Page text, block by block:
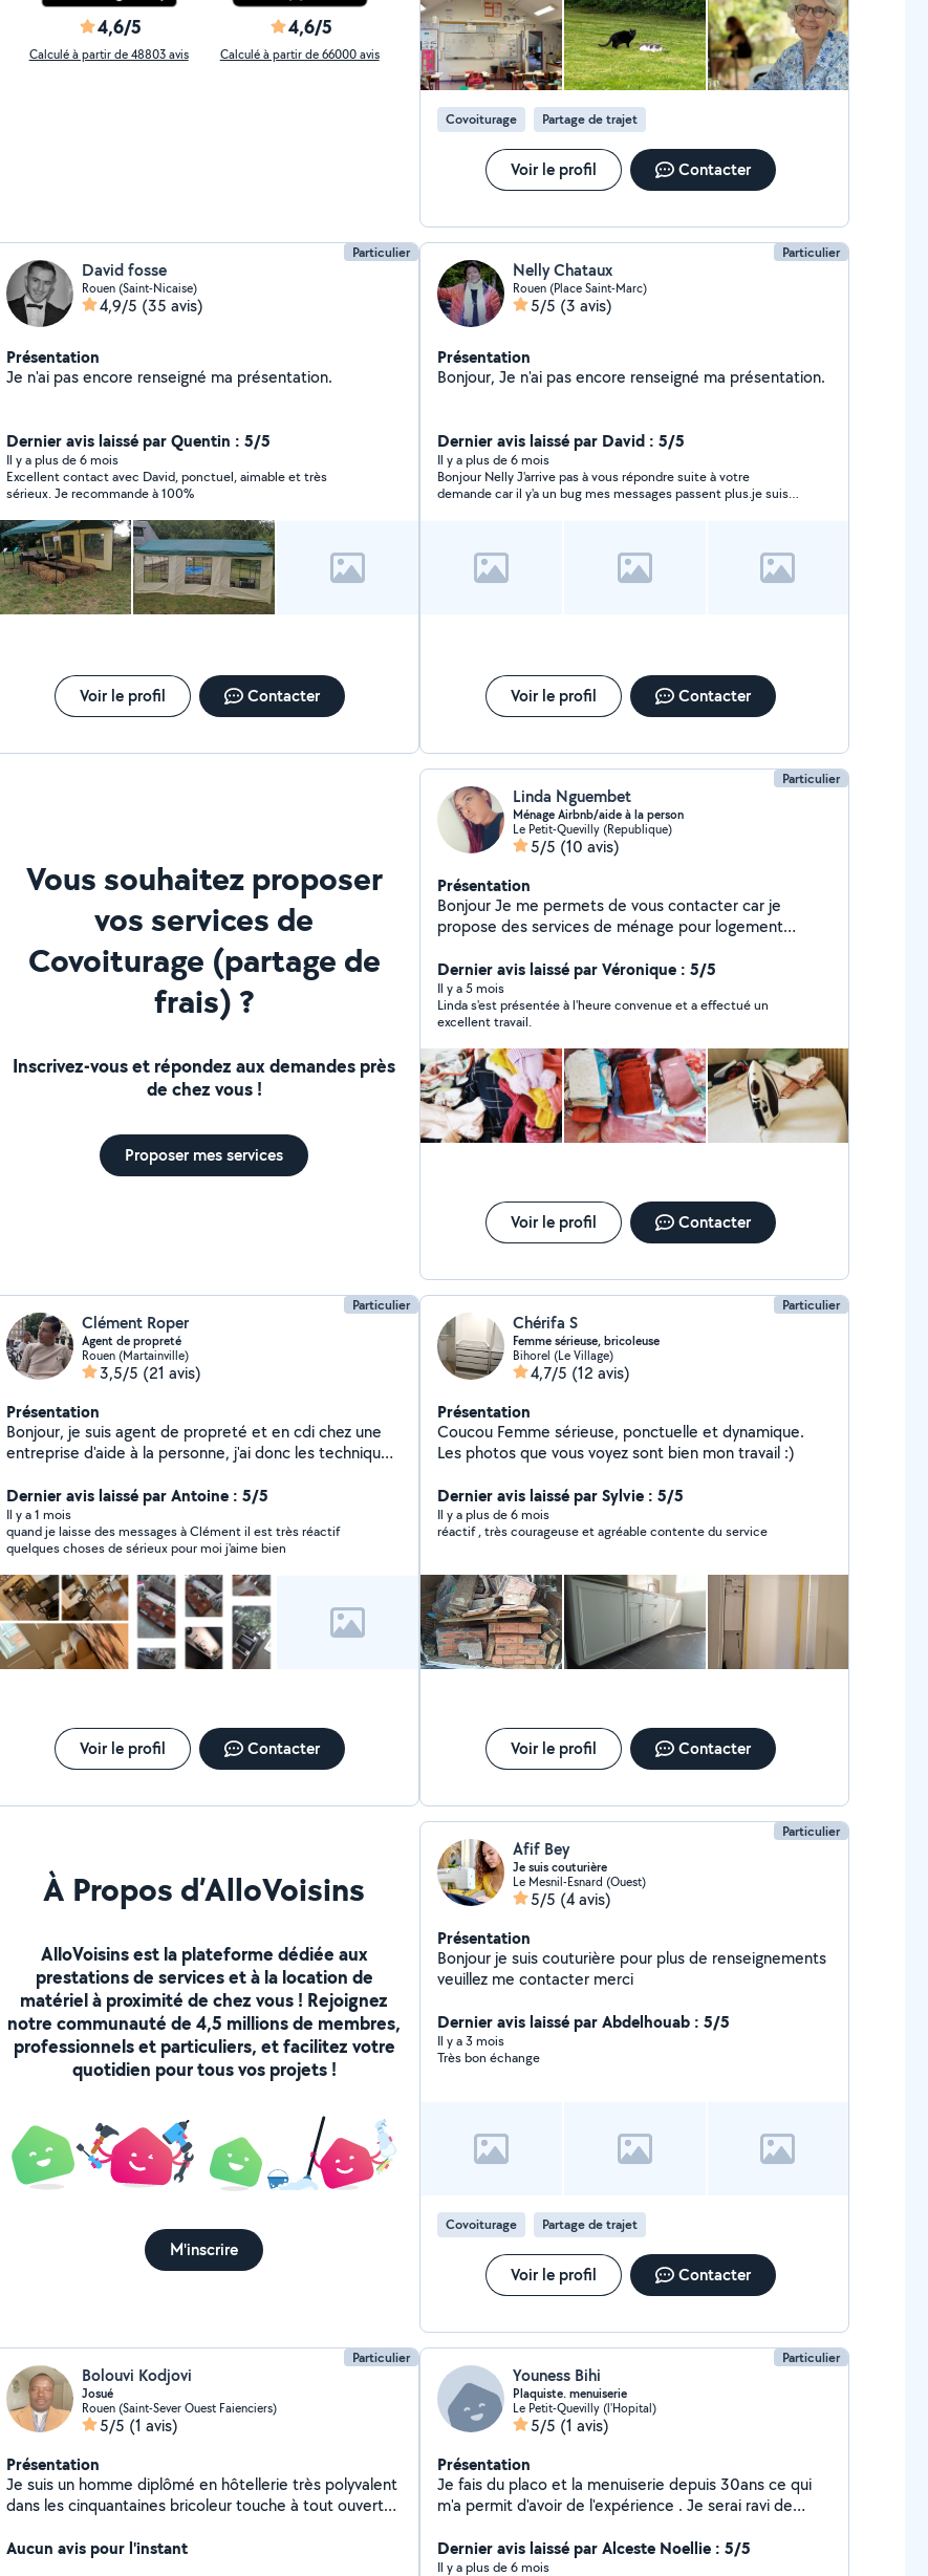
4,6/5
Calculé à partir de 48803 avis
4,6/5
Calculé à partir de 66000 avis
Covoiturage Partage de trajet
Voir le profil Contacter
Particulier
David fosse
Rouen (Saint-Nicaise)
4,9/5 (35 avis)
Présentation
Je n'ai pas encore renseigné ma présentation.
Dernier avis laissé par Quentin : 5/5
Il y a plus de 6 mois
Excellent contact avec David, ponctuel, aimable et très
sérieux. Je recommande à 100%
Voir le profil Contacter
Particulier
Nelly Chataux
Rouen (Place Saint-Marc)
5/5 (3 avis)
Présentation
Bonjour, Je n'ai pas encore renseigné ma présentation.
Dernier avis laissé par David : 5/5
Il y a plus de 6 mois
Bonjour Nelly J'arrive pas à vous répondre suite à votre
demande car il y'a un bug mes messages passent plus.je suis
Voir le profil Contacter
Vous souhaitez proposer
vos services de
Covoiturage (partage de
frais) ?
Inscrivez-vous et répondez aux demandes près
de chez vous !
Proposer mes services
Particulier
Linda Nguembet
Ménage Airbnb/aide à la person
Le Petit-Quevilly (Republique)
5/5 (10 avis)
Présentation
Bonjour Je me permets de vous contacter car je
propose des services de ménage pour logement
disponible en semaine et le week-end pour quelques
heures. N'hésitez pas à me contacter si vous
recherchez une personne de confiance. Merci
Dernier avis laissé par Véronique : 5/5
Il y a 5 mois
Linda s'est présentée à l'heure convenue et a effectué un
excellent travail.
Voir le profil Contacter
Particulier
Clément Roper
Agent de propreté
Rouen (Martainville)
3,5/5 (21 avis)
Présentation
Bonjour, je suis agent de propreté et en cdi chez une
entreprise d'aide à la personne, j'ai donc les techniques
propreté irréprochable. C'est mon métier, j'ai toutes
les compétences pour vous venir en aide.《Agent de
propreté》 ¤ Mais aussi, je touche a tout en terme de
bricolage, montage de meuble, accrochage cadre,
etc... Et je fais également dans la rénovation
d'appartement ou maison, puis je suis habituer aux
déménagements, j'en fais assez souvent en général,
donc je peux vous prêter mes bras ci vous en avez le
besoin. Je reste à votre disposition. Cordialement. ¤
Dernier avis laissé par Antoine : 5/5
Il y a 1 mois
quand je laisse des messages à Clément il est très réactif
quelques choses de sérieux pour moi j'aime bien
Voir le profil Contacter
Particulier
Chérifa S
Femme sérieuse, bricoleuse
Bihorel (Le Village)
4,7/5 (12 avis)
Présentation
Coucou Femme sérieuse, ponctuelle et dynamique.
Les photos que vous voyez sont bien mon travail :)
Dernier avis laissé par Sylvie : 5/5
Il y a plus de 6 mois
réactif , très courageuse et agréable contente du service
Voir le profil Contacter
À Propos d’AlloVoisins
AlloVoisins est la plateforme dédiée aux
prestations de services et à la location de
matériel à proximité de chez vous ! Rejoignez
notre communauté de 4,5 millions de membres,
professionnels et particuliers, et facilitez votre
quotidien pour tous vos projets !
M'inscrire
Particulier
Afif Bey
Je suis couturière
Le Mesnil-Esnard (Ouest)
5/5 (4 avis)
Présentation
Bonjour je suis couturière pour plus de renseignements
veuillez me contacter merci
Dernier avis laissé par Abdelhouab : 5/5
Il y a 3 mois
Très bon échange
Covoiturage Partage de trajet
Voir le profil Contacter
Particulier
Bolouvi Kodjovi
Josué
Rouen (Saint-Sever Ouest Faienciers)
5/5 (1 avis)
Présentation
Je suis un homme diplômé en hôtellerie très polyvalent
dans les cinquantaines bricoleur touche à tout ouvert
Aucun avis pour l'instant
Particulier
Youness Bihi
Plaquiste. menuiserie
Le Petit-Quevilly (l'Hopital)
5/5 (1 avis)
Présentation
Je fais du placo et la menuiserie depuis 30ans ce qui
m'a permit d'avoir de l'expérience . Je serai ravi de
serez pas déçu.
Dernier avis laissé par Alceste Noellie : 5/5
Il y a plus de 6 mois